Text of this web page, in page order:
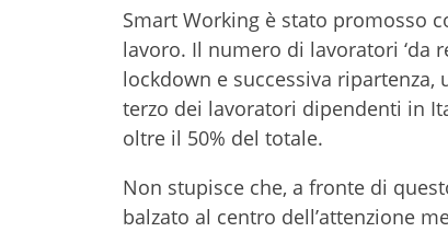
Smart Working è stato promosso
lavoro. Il numero di lavoratori ‘da
lockdown e successiva
terzo dei lavoratori dipendenti in
oltre il 50% del totale.
Non stupisce che, a fronte di
balzato al centro dell’attenzione